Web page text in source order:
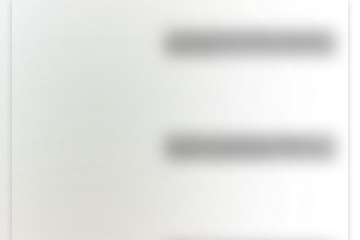
La vida de San Martín contada
Bandera de Bolivia: historia,